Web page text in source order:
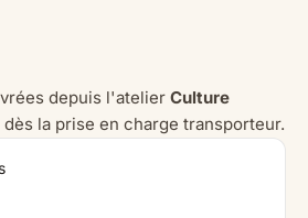
depuis l'atelier Culture
dès la prise en charge transporteur.